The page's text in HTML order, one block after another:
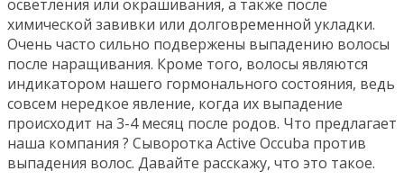
осветления или окрашивания, а также после
химической завивки или долговременной укладки.
Очень часто сильно подвержены выпадению волосы
после наращивания. Кроме того, волосы являются
индикатором нашего гормонального состояния, ведь
совсем нередкое явление, когда их выпадение
происходит на 3-4 месяц после родов. Что предлагает
наша компания ? Сыворотка Active Occuba против
выпадения волос. Давайте расскажу, что это такое.